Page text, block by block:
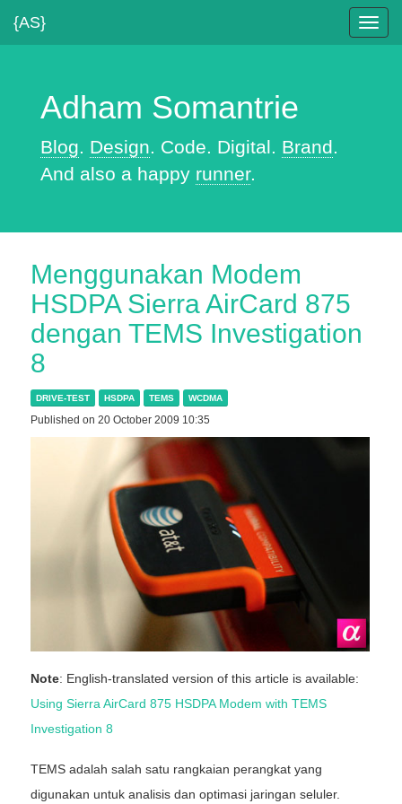
{AS}
Adham Somantrie
Blog. Design. Code. Digital. Brand.
And also a happy runner.
Menggunakan Modem
HSDPA Sierra AirCard 875
dengan TEMS Investigation
8
DRIVE-TEST HSDPA TEMS WCDMA
Published on 20 October 2009 10:35
Note: English-translated version of this article is available:
Using Sierra AirCard 875 HSDPA Modem with TEMS
Investigation 8
TEMS adalah salah satu rangkaian perangkat yang
digunakan untuk analisis dan optimasi jaringan seluler.